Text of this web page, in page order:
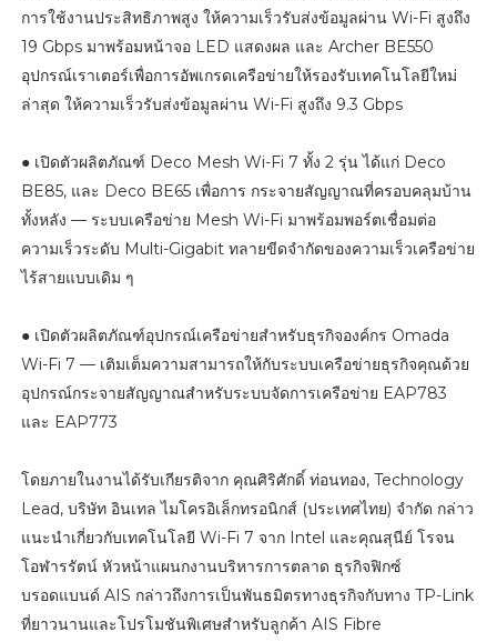
การใช้งานประสิทธิภาพสูง ให้ความเร็วรับส่งข้อมูลผ่าน Wi-Fi สูงถึง
19 Gbps มาพร้อมหน้าจอ LED แสดงผล และ Archer BE550
อุปกรณ์เราเตอร์เพื่อการอัพเกรดเครือข่ายให้รองรับเทคโนโลยีใหม่
ล่าสุด ให้ความเร็วรับส่งข้อมูลผ่าน Wi-Fi สูงถึง 9.3 Gbps
● เปิดตัวผลิตภัณฑ์ Deco Mesh Wi-Fi 7 ทั้ง 2 รุ่น ได้แก่ Deco
BE85, และ Deco BE65 เพื่อการ กระจายสัญญาณที่ครอบคลุมบ้าน
ทั้งหลัง — ระบบเครือข่าย Mesh Wi-Fi มาพร้อมพอร์ตเชื่อมต่อ
ความเร็วระดับ Multi-Gigabit ทลายขีดจำกัดของความเร็วเครือข่าย
ไร้สายแบบเดิม ๆ
● เปิดตัวผลิตภัณฑ์อุปกรณ์เครือข่ายสำหรับธุรกิจองค์กร Omada
Wi-Fi 7 — เติมเต็มความสามารถให้กับระบบเครือข่ายธุรกิจคุณด้วย
อุปกรณ์กระจายสัญญาณสำหรับระบบจัดการเครือข่าย EAP783
และ EAP773
โดยภายในงานได้รับเกียรติจาก คุณศิริศักดิ์ ท่อนทอง, Technology
Lead, บริษัท อินเทล ไมโครอิเล็กทรอนิกส์ (ประเทศไทย) จำกัด กล่าว
แนะนำเกี่ยวกับเทคโนโลยี Wi-Fi 7 จาก Intel และคุณสุนีย์ โรจน
โอฬารรัตน์ หัวหน้าแผนกงานบริหารการตลาด ธุรกิจฟิกซ์
บรอดแบนด์ AIS กล่าวถึงการเป็นพันธมิตรทางธุรกิจกับทาง TP-Link
ที่ยาวนานและโปรโมชันพิเศษสำหรับลูกค้า AIS Fibre